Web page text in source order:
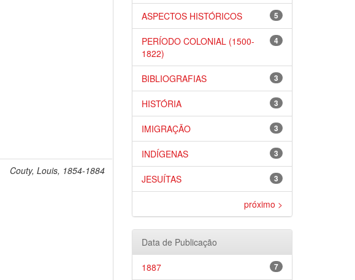
Couty, Louis, 1854-1884
5
ASPECTOS HISTÓRICOS
4
PERÍODO COLONIAL (1500-
1822)
3
BIBLIOGRAFIAS
3
HISTÓRIA
3
IMIGRAÇÃO
3
INDÍGENAS
3
JESUÍTAS
próximo >
Data de Publicação
7
1887